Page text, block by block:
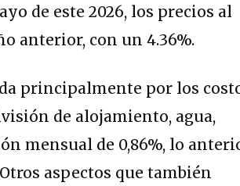
de este 2026, los precios al
anterior, con un 4.36%.
principalmente por los
de alojamiento, agua,
mensual de 0,86%, lo
aspectos que también